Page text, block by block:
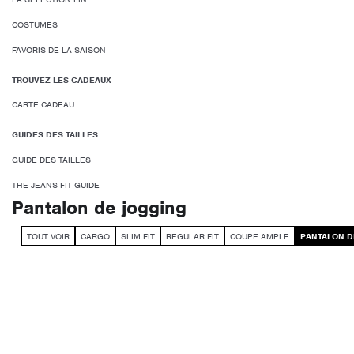
COSTUMES
FAVORIS DE LA SAISON
TROUVEZ LES CADEAUX
CARTE CADEAU
GUIDES DES TAILLES
GUIDE DES TAILLES
THE JEANS FIT GUIDE
Pantalon de jogging
TOUT VOIR CARGO SLIM FIT REGULAR FIT COUPE AMPLE PANTALON